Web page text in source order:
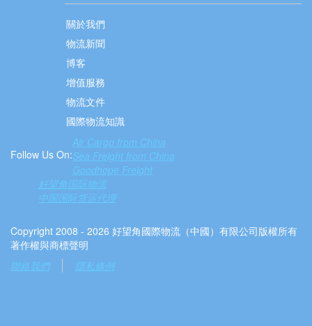
關於我們
物流新聞
博客
增值服務
物流文件
國際物流知識
Follow Us On:
Air Cargo from China
Sea Freight from China
Goodhope Freight
好望角国际物流
中国国际货运代理
Copyright 2008 - 2026 好望角國際物流（中國）有限公司版權所有
著作權與商標聲明
聯絡我們
隱私條例